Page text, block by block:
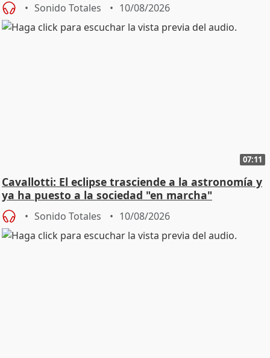
Sonido Totales 10/08/2026
07:11
Cavallotti: El eclipse trasciende a la astronomía y
ya ha puesto a la sociedad "en marcha"
Sonido Totales 10/08/2026